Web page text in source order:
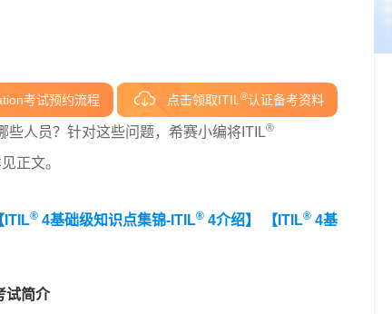
考试预约流程 点击领取ITIL®认证备考资料
些人员？针对这些问题，希赛小编将ITIL®
正文。
ITIL® 4基础级知识点集锦-ITIL® 4介绍】 【ITIL® 4基
简介